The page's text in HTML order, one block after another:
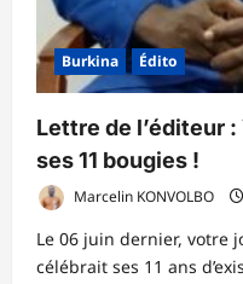
Burkina Édito
Lettre de l’éditeur
ses 11 bougies !
Marcelin KONVOLBO
Le 06 juin dernier, votre
célébrait ses 11 ans